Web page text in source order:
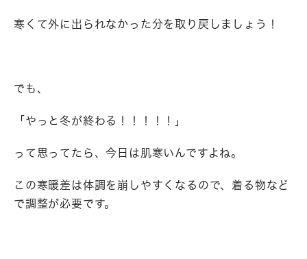
寒くて外に出られなかった分を取り戻しましょう！
でも、
「やっと冬が終わる！！！！！」
って思ってたら、今日は肌寒いんですよね。
この寒暖差は体調を崩しやすくなるので、着る物など
で調整が必要です。